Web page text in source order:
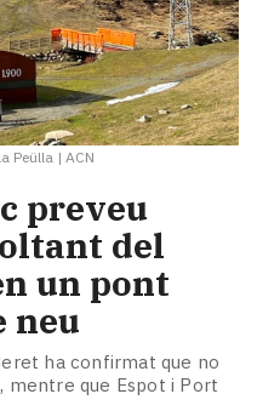
Peülla | ACN
preveu
del
un pont
neu
ha confirmat que no
mentre que Espot i Port